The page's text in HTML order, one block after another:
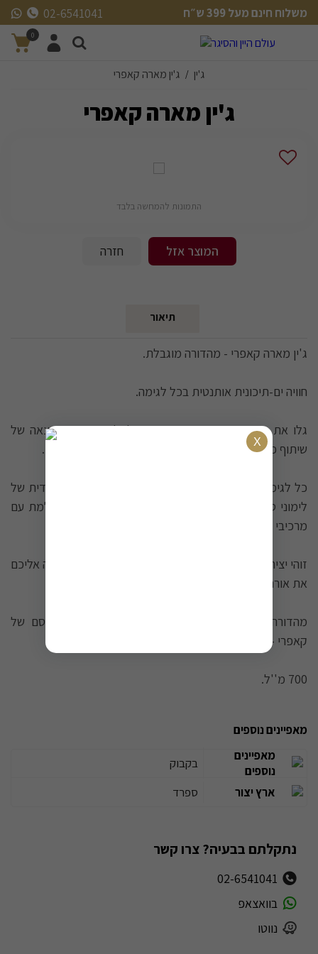
משלוח חינם מעל 399 ש״ח
משלוח חינם מעל 399 ש״ח
02-6541041
0
ג'ין / ג'ין מארה קאפרי
ג'ין מארה קאפרי
התמונות להמחשה בלבד
המוצר אזל חזרה
תיאור
ג'ין מארה קאפרי - מהדורה מוגבלת.
חוויה ים-תיכונית אותנטית בכל לגימה.
גלו את מהדורת הפרמיום החדשה של ג'ין מארה - תוצאה של
שיתוף פעולה השואב השראה מהיופי המרהיב של אי קאפרי.
כל לגימה מעבירה אתכם אל חופי נאפולי, עם תוספת ייחודית של
לימוני סורנטו ותפוזי ברגמוט המשתלבים בהרמוניה מושלמת עם
מרכיבי הפרמיום המוכרים של מארה.
זוהי יצירה המשלבת מסורת איטלקית עם חדשנות, ומביאה אליכם
את אורח החיים הנינוח והמעודן של הים התיכון בכל טיפה.
מהדורה מוגבלת זו היא דרך מושלמת לחוות את הקסם של
קאפרי - אחד מפלאי העולם - מבלי לעזוב את הבית.
700 מ''ל.
מאפיינים נוספים
מאפיינים
נוספים
בקבוק
ארץ יצור
ספרד
נתקלתם בבעיה? צרו קשר
02-6541041
בוואצאפ
נווטו